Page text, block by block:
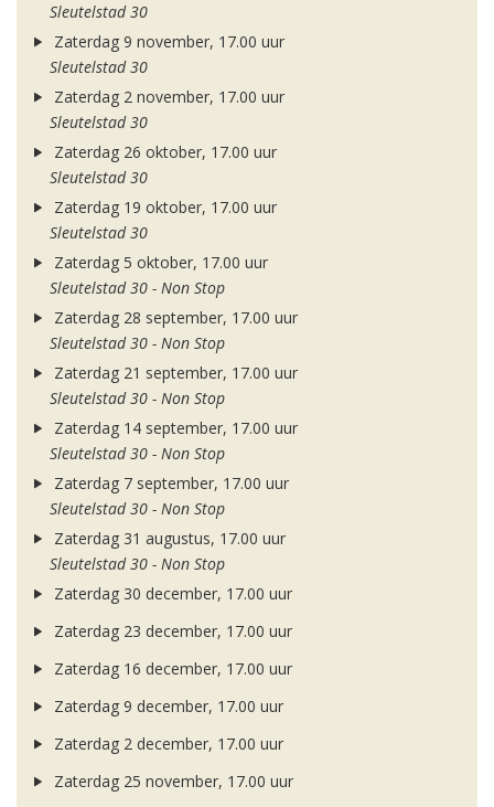
Sleutelstad 30
Zaterdag 9 november, 17.00 uur
Sleutelstad 30
Zaterdag 2 november, 17.00 uur
Sleutelstad 30
Zaterdag 26 oktober, 17.00 uur
Sleutelstad 30
Zaterdag 19 oktober, 17.00 uur
Sleutelstad 30
Zaterdag 5 oktober, 17.00 uur
Sleutelstad 30 - Non Stop
Zaterdag 28 september, 17.00 uur
Sleutelstad 30 - Non Stop
Zaterdag 21 september, 17.00 uur
Sleutelstad 30 - Non Stop
Zaterdag 14 september, 17.00 uur
Sleutelstad 30 - Non Stop
Zaterdag 7 september, 17.00 uur
Sleutelstad 30 - Non Stop
Zaterdag 31 augustus, 17.00 uur
Sleutelstad 30 - Non Stop
Zaterdag 30 december, 17.00 uur
Zaterdag 23 december, 17.00 uur
Zaterdag 16 december, 17.00 uur
Zaterdag 9 december, 17.00 uur
Zaterdag 2 december, 17.00 uur
Zaterdag 25 november, 17.00 uur